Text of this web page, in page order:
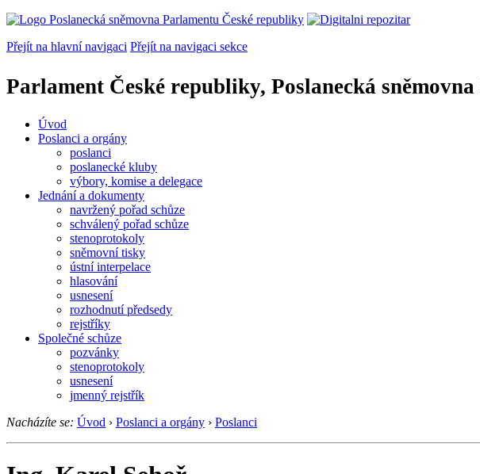
Přejít na hlavní navigaci Přejít na navigaci sekce
Parlament České republiky, Poslanecká sněmovna
Úvod
Poslanci a orgány
poslanci
poslanecké kluby
výbory, komise a delegace
Jednání a dokumenty
navržený pořad schůze
schválený pořad schůze
stenoprotokoly
sněmovní tisky
ústní interpelace
hlasování
usnesení
rozhodnutí předsedy
rejstříky
Společné schůze
pozvánky
stenoprotokoly
usnesení
jmenný rejstřík
Nacházíte se: Úvod › Poslanci a orgány › Poslanci